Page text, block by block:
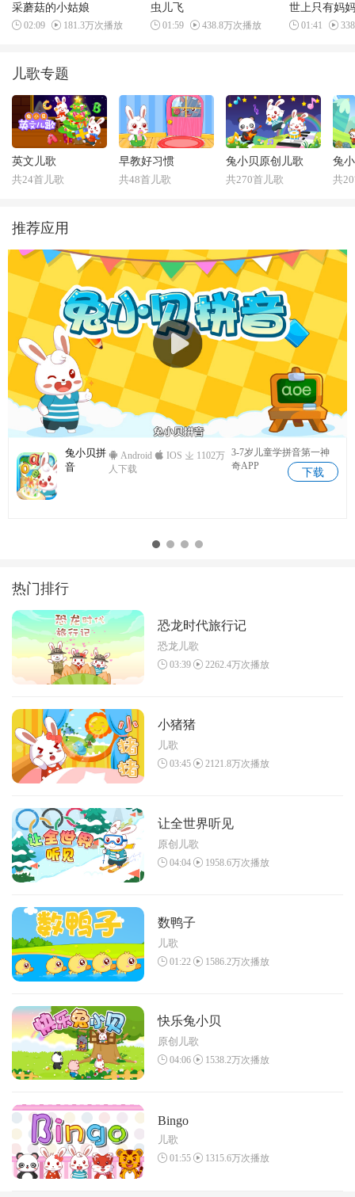
采蘑菇的小姑娘
02:09 181.3万次播放
虫儿飞
01:59 438.8万次播放
世上只有妈
01:41
儿歌专题
英文儿歌
共24首儿歌
早教好习惯
共48首儿歌
兔小贝原创儿歌
共270首儿歌
兔
共
推荐应用
兔小贝拼
音
Android IOS
1102万
人下载
3-7岁儿童学拼音第一神
奇APP
下载
热门排行
恐龙时代旅行记
恐龙儿歌
03:39 2262.4万次播放
小猪猪
儿歌
03:45 2121.8万次播放
让全世界听见
原创儿歌
04:04 1958.6万次播放
数鸭子
儿歌
01:22 1586.2万次播放
快乐兔小贝
原创儿歌
04:06 1538.2万次播放
Bingo
儿歌
01:55 1315.6万次播放